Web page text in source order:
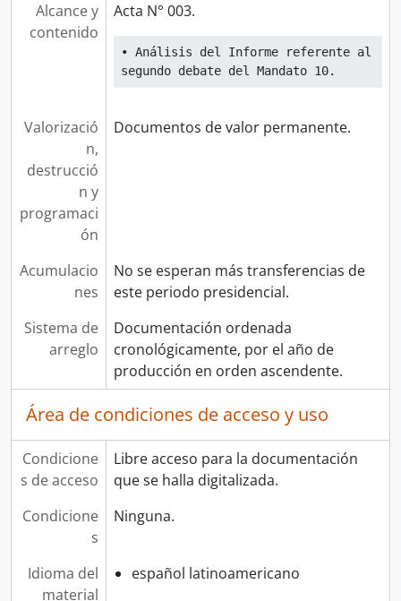
Alcance y
contenido
Acta N° 003.
• Análisis del Informe referente al
segundo debate del Mandato 10.
Valorizació
n,
destrucció
n y
programaci
ón
Documentos de valor permanente.
Acumulacio
nes
No se esperan más transferencias de
este periodo presidencial.
Sistema de
arreglo
Documentación ordenada
cronológicamente, por el año de
producción en orden ascendente.
Área de condiciones de acceso y uso
Condicione
s de acceso
Libre acceso para la documentación
que se halla digitalizada.
Condicione
s
Ninguna.
Idioma del
material
español latinoamericano